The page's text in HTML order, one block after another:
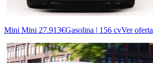
Mini Mini 27.913€Gasolina | 156 cvVer oferta